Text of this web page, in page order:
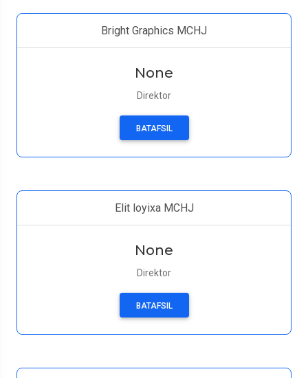
Bright Graphics MCHJ
None
Direktor
BATAFSIL
Elit loyixa MCHJ
None
Direktor
BATAFSIL